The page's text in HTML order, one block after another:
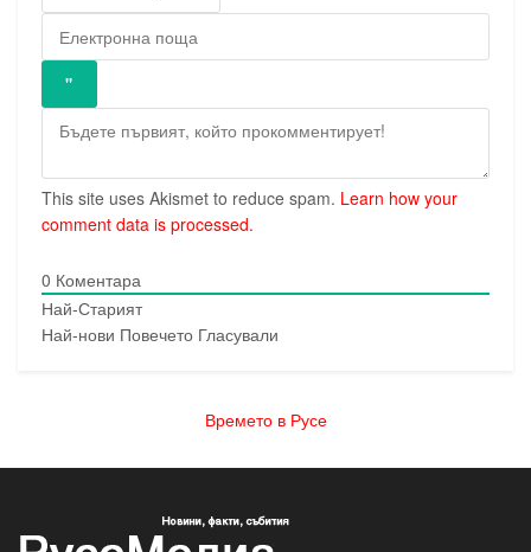
This site uses Akismet to reduce spam. Learn how your
comment data is processed.
0 Коментара
Най-Старият
Най-нови Повечето Гласували
Времето в Русе